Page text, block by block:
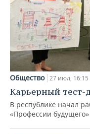
Общество 27 июл, 16:15
Карьерный
В республике начал
«Профессии будущего»